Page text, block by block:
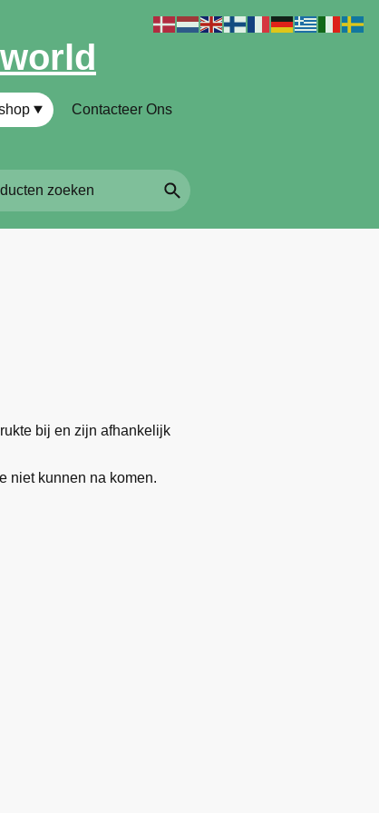
Contacteer Ons
bij en zijn afhankelijk
niet kunnen na komen.